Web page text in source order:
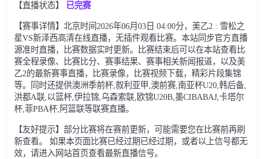
【直播状态】
已完赛
【赛事详情】北京时间2026年06月03日 04:00分，美乙2 : 雪松之
星VS新泽西高清在线直播，无插件观看比赛。本站同步官方直播
源准时直播，比赛数据实时更新。比赛结束后可以在本站查看比
赛全程录像、比赛比分、赛事结果、赛事相关新闻报道，以及美
乙2的最新赛事直播，比赛录像，比赛视频下载，精彩片段集锦
等。同时还提供澳洲季前杯,叙利亚甲,澳前赛,南亚杯U20,韩后备,
洪都A联,以篮杯,伊拉锦,乌森索联,欧锦U20B,墨CIBABAJ,卡塔尔
杯,菲PBA杯,阿篮联等联赛直播。
【友好提示】部分比赛将在赛前更新，可能需要您在比赛前再刷
新查看。 如果本页面比赛已经过期已经过期，或者以上信号都无
效，请进入网站首页查看最新直播信号。